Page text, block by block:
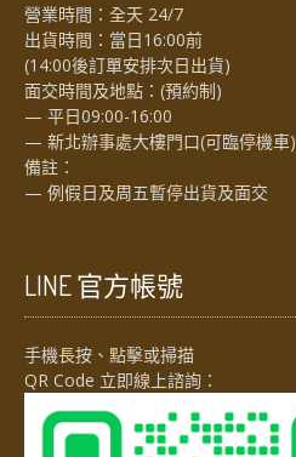
營業時間：全天 24/7
出貨時間：當日16:00前
(14:00後訂單安排次日出貨)
面交時間及地點：(預約制)
— 平日09:00-16:00
— 新北辦事處大樓門口(可臨停機車)
備註：
— 例假日及周五暫停出貨及面交
LINE 官方帳號
手機長按、點擊或掃描
QR Code 立即線上諮詢：